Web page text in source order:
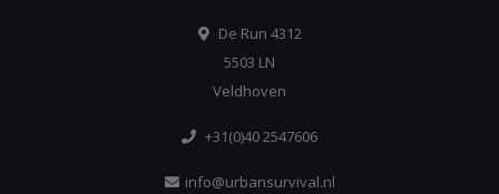
De Run 4312
5503 LN
Veldhoven
+31(0)40 2547606
info@urbansurvival.nl